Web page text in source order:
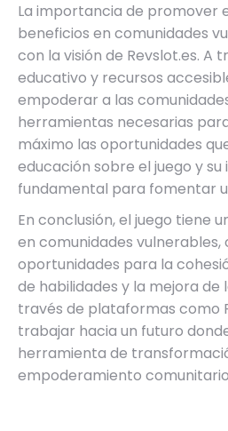
La importancia de promover
beneficios en comunidades
con la visión de Revslot.es. A
educativo y recursos
empoderar a las
herramientas necesarias
máximo las oportunidades
educación sobre el juego y
fundamental para fomentar
En conclusión, el juego tiene
en comunidades vulnerables,
oportunidades para la
de habilidades y la mejora de
través de plataformas como
trabajar hacia un futuro
herramienta de
empoderamiento